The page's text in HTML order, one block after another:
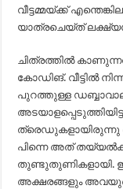
വീട്ടമ്മയ്ക്ക്
യാത്രചെയ്ത്
ചിത്രത്തിൽ
കോഡിങ്. വീട്ടിൽ
പുറത്തുള്ള
ത്രെഡുകളായിരുന്നു
പിന്നെ അത്
തുണ്ടുതുണികളായി.
അക്ഷരങ്ങളും